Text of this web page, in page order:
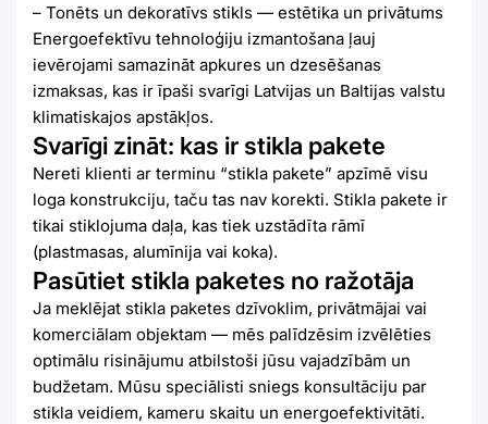
– Tonēts un dekoratīvs stikls — estētika un privātums
Energoefektīvu tehnoloģiju izmantošana ļauj
ievērojami samazināt apkures un dzesēšanas
izmaksas, kas ir īpaši svarīgi Latvijas un Baltijas valstu
klimatiskajos apstākļos.
Svarīgi zināt: kas ir stikla pakete
Nereti klienti ar terminu “stikla pakete” apzīmē visu
loga konstrukciju, taču tas nav korekti. Stikla pakete ir
tikai stiklojuma daļa, kas tiek uzstādīta rāmī
(plastmasas, alumīnija vai koka).
Pasūtiet stikla paketes no ražotāja
Ja meklējat stikla paketes dzīvoklim, privātmājai vai
komerciālam objektam — mēs palīdzēsim izvēlēties
optimālu risinājumu atbilstoši jūsu vajadzībām un
budžetam. Mūsu speciālisti sniegs konsultāciju par
stikla veidiem, kameru skaitu un energoefektivitāti.